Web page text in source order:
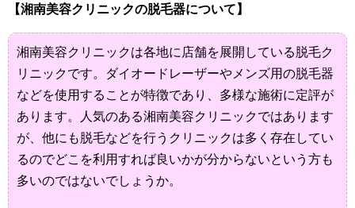
【湘南美容クリニックの脱毛器について】
湘南美容クリニックは各地に店舗を展開している脱毛ク
リニックです。ダイオードレーザーやメンズ用の脱毛器
などを使用することが特徴であり、多様な施術に定評が
あります。人気のある湘南美容クリニックではあります
が、他にも脱毛などを行うクリニックは多く存在してい
るのでどこを利用すれば良いかが分からないという方も
多いのではないでしょうか。